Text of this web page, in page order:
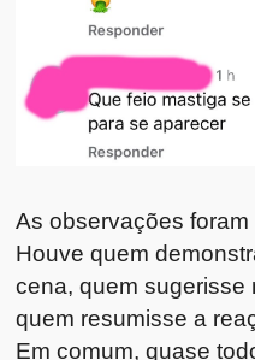
As observações
Houve quem
cena, quem sugerisse
quem resumisse a
Em comum, quase